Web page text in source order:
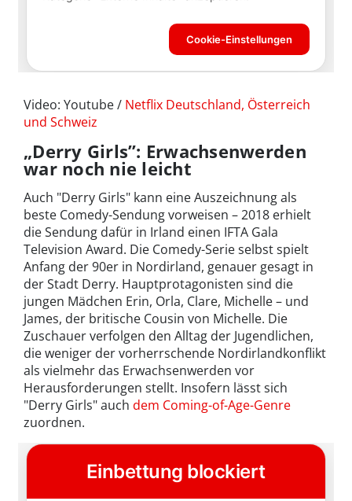
Video: Youtube / Netflix Deutschland, Österreich
und Schweiz
„Derry Girls”: Erwachsenwerden
war noch nie leicht
Auch "Derry Girls" kann eine Auszeichnung als
beste Comedy-Sendung vorweisen – 2018 erhielt
die Sendung dafür in Irland einen IFTA Gala
Television Award. Die Comedy-Serie selbst spielt
Anfang der 90er in Nordirland, genauer gesagt in
der Stadt Derry. Hauptprotagonisten sind die
jungen Mädchen Erin, Orla, Clare, Michelle – und
James, der britische Cousin von Michelle. Die
Zuschauer verfolgen den Alltag der Jugendlichen,
die weniger der vorherrschende Nordirlandkonflikt
als vielmehr das Erwachsenwerden vor
Herausforderungen stellt. Insofern lässt sich
"Derry Girls" auch dem Coming-of-Age-Genre
zuordnen.